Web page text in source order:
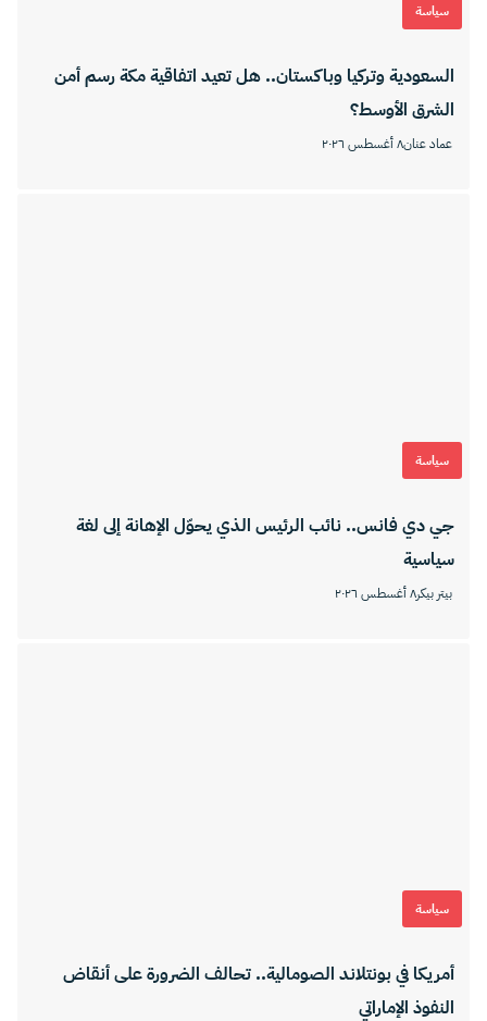
سياسة
السعودية وتركيا وباكستان.. هل تعيد اتفاقية مكة رسم أمن
الشرق الأوسط؟
عماد عنان٨ أغسطس ٢٠٢٦
سياسة
جي دي فانس.. نائب الرئيس الذي يحوّل الإهانة إلى لغة
سياسية
بيتر بيكر٨ أغسطس ٢٠٢٦
سياسة
أمريكا في بونتلاند الصومالية.. تحالف الضرورة على أنقاض
النفوذ الإماراتي